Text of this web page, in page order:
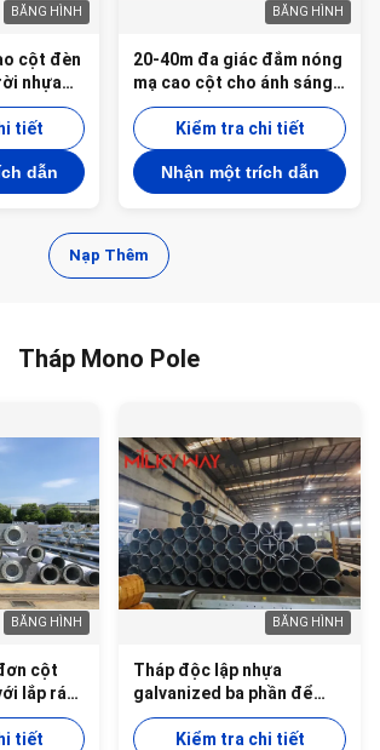
BĂNG HÌNH
cột đèn
nhựa
tiết
dẫn
BĂNG HÌNH
20-40m đa giác đắm nóng
mạ cao cột cho ánh sáng
với hệ thống nâng
Kiểm tra chi tiết
Nhận một trích dẫn
Nạp Thêm
Tháp Mono Pole
BĂNG HÌNH
cột
lắp ráp
thép
tiết
BĂNG HÌNH
Tháp độc lập nhựa
galvanized ba phần để
phân phối truyền thông
Kiểm tra chi tiết